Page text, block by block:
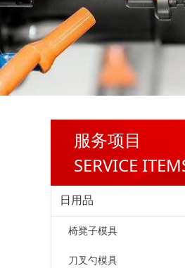
日用品
椅凳子模具
刀叉勺模具
服务项目
SERVICE